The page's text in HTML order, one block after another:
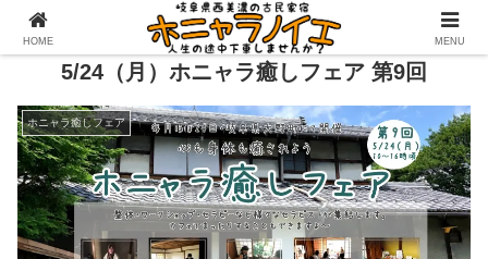
5/24（月）ホニャラ癒しフェア 第9回
ホニャラ癒しフェア
HOME MENU